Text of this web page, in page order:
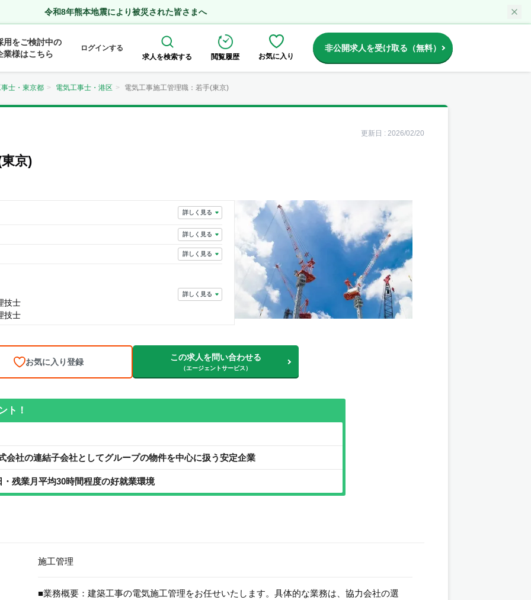
令和8年熊本地震により被災された皆さまへ
用をご検討中の
業様はこちら
ログインする
求人を検索する
閲覧履歴 お気に入り
非公開求人を受け取る（無料）
士・東京都 電気工事士・港区 電気工事施工管理職：若手(東京)
更新日 : 2026/02/20
京)
詳しく見る
詳しく見る
詳しく見る
技士
技士
詳しく見る
お気に入り登録 この求人を問い合わせる
（エージェントサービス）
ト！
会社の連結子会社としてグループの物件を中心に扱う安定企業
・残業月平均30時間程度の好就業環境
施工管理
■業務概要：建築工事の電気施工管理をお任せいたします。具体的な業務は、協力会社の選